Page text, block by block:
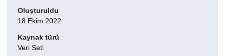
Oluşturuldu
18 Ekim 2022
Kaynak türü
Veri Seti